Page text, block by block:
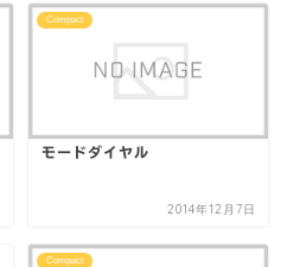
Compact
モードダイヤル
2014年12月7日
Compact